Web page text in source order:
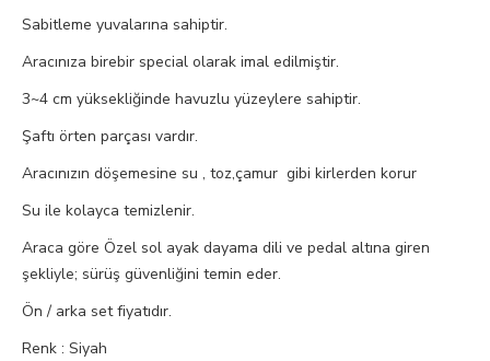
Sabitleme yuvalarına sahiptir.
Aracınıza birebir special olarak imal edilmiştir.
3~4 cm yüksekliğinde havuzlu yüzeylere sahiptir.
Şaftı örten parçası vardır.
Aracınızın döşemesine su , toz,çamur gibi kirlerden korur
Su ile kolayca temizlenir.
Araca göre Özel sol ayak dayama dili ve pedal altına giren
şekliyle; sürüş güvenliğini temin eder.
Ön / arka set fiyatıdır.
Renk : Siyah